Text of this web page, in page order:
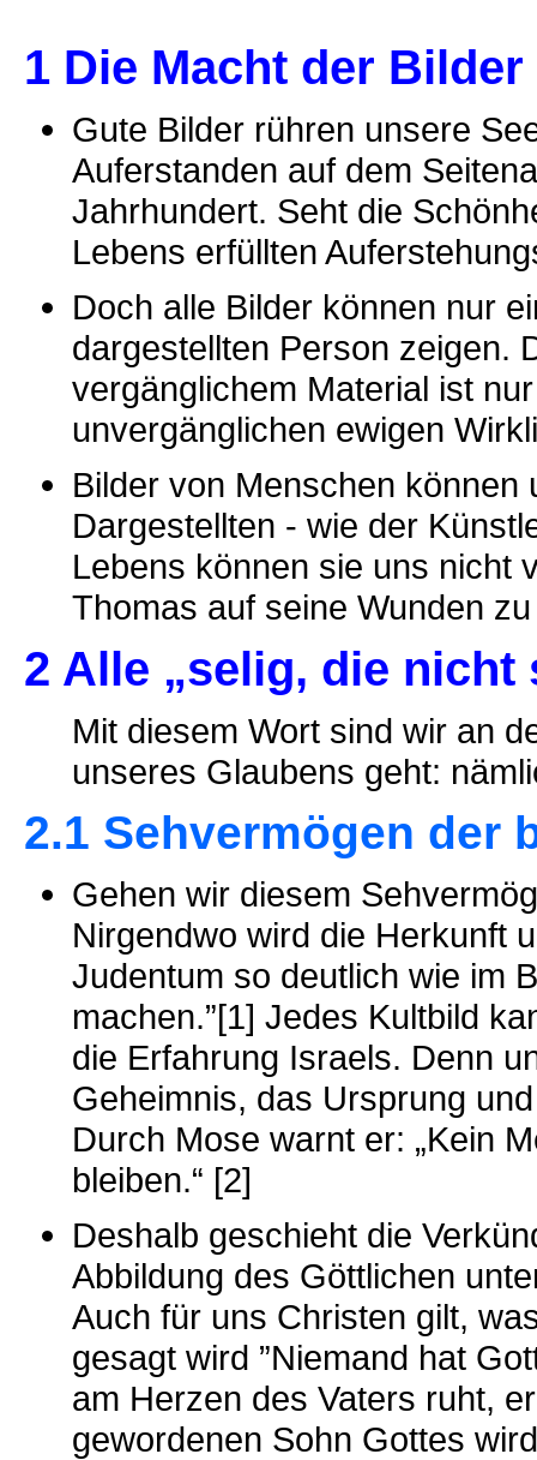
1 Die Macht der Bilder
Gute Bilder rühren unsere
Auferstanden auf dem
Jahrhundert. Seht die
Lebens erfüllten
Doch alle Bilder können nur
dargestellten Person zeigen.
vergänglichem Material ist
unvergänglichen ewigen
Bilder von Menschen können
Dargestellten - wie der
Lebens können sie uns nicht
Thomas auf seine Wunden
2 Alle „selig, die nicht
Mit diesem Wort sind wir an
unseres Glaubens geht:
2.1 Sehvermögen der
Gehen wir diesem
Nirgendwo wird die Herkunft
Judentum so deutlich wie im
machen.”[1] Jedes Kultbild
die Erfahrung Israels. Denn
Geheimnis, das Ursprung
Durch Mose warnt er: „Kein
bleiben.“ [2]
Deshalb geschieht die
Abbildung des Göttlichen
Auch für uns Christen gilt,
gesagt wird ”Niemand hat
am Herzen des Vaters ruht,
gewordenen Sohn Gottes